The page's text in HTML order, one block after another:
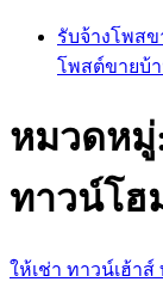
รับจ้างโพส
โพสต์ขายบ้า
หมวดหมู่
ทาวน์โฮ
ให้เช่า ทาวน์เฮ้า